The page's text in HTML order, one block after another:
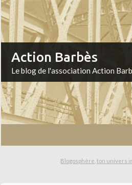
Action Barbès
Le blog de l'association Action
Blogosphère, ton univers